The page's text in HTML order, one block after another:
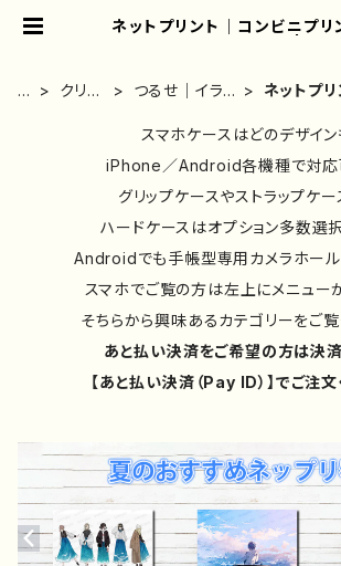
ネットプリント｜コンビニプリ
れ/イラストレーター/グッズ/
払い/通販｜雑貨屋アリう
ホ
クリエ
つるせ｜イラ
｜グッズ
ネットプ
一覧
スマホケースはどのデザイン
iPhone／Android各機種で対
グリップケースやストラップケー
ハードケースはオプション多数選
Androidでも手帳型専用カメラホー
スマホでご覧の方は左上にメニュー
そちらから興味あるカテゴリーをご
あと払い決済をご希望の方は決
【あと払い決済（Pay ID）】でご注文